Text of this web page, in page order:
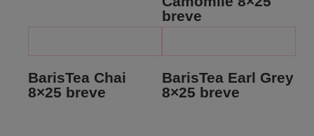
breve
BarisTea Chai
8×25 breve
BarisTea Earl Grey
8×25 breve